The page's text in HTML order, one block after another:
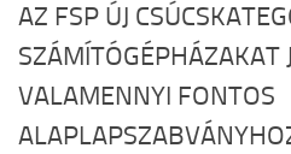
AZ FSP ÚJ
SZÁMÍTÓGÉPHÁZAKAT
VALAMENNYI FONTOS